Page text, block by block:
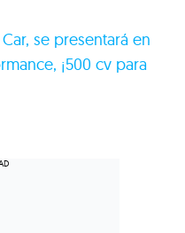
se presentará en
¡500 cv para